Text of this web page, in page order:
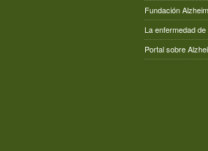
Fundación
La enfermedad
Portal sobre